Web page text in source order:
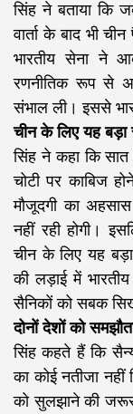
सिंह ने बताया कि
वार्ता के बाद भी
भारतीय सेना ने
रणनीतिक रूप से
संभाल ली। इससे
चीन के लिए यह
सिंह ने कहा कि
चोटी पर काबिज
मौजूदगी का
नहीं रही होगी।
चीन के लिए यह
की लड़ाई में
सैनिकों को सबक
दोनों देशों को
सिंह कहते हैं कि
का कोई नतीजा
को सुलझाने की